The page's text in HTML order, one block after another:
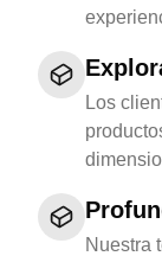
Los
Nuestra